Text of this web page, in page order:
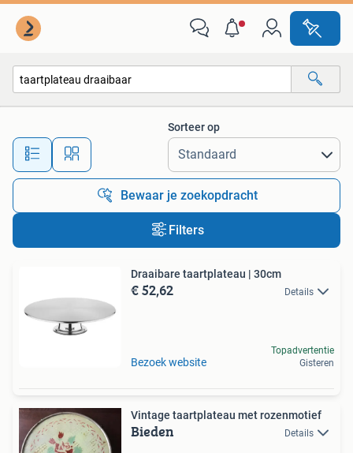
Alle afstanden…
Sorteer op
Bewaar je zoekopdracht
Filters
Draaibare taartplateau | 30cm
€ 52,62 Details
Bezoek website
Topadvertentie
Gisteren
Vintage taartplateau met rozenmotief
Bieden Details